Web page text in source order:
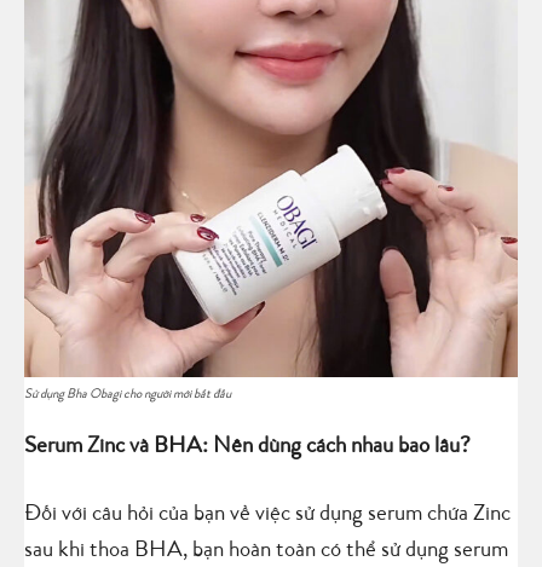
Sử dụng Bha Obagi cho người mới bắt đầu
Serum Zinc và BHA: Nên dùng cách nhau bao lâu?
Đối với câu hỏi của bạn về việc sử dụng serum chứa Zinc
sau khi thoa BHA, bạn hoàn toàn có thể sử dụng serum